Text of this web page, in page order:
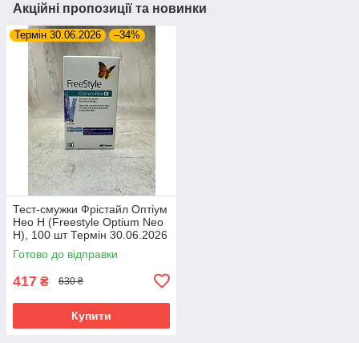
Акційні пропозиції та новинки
Термін 30.06.2026 –34%
Тест-смужки Фрістайл Оптіум
Нео Н (Freestyle Optium Neo
H), 100 шт Термін 30.06.2026
Готово до відправки
417 ₴ 630 ₴
Купити